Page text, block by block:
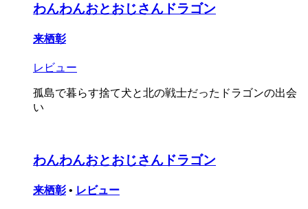
わんわんおとおじさんドラゴン
来栖彰
レビュー
孤島で暮らす捨て犬と北の戦士だったドラゴンの出会
い
わんわんおとおじさんドラゴン
来栖彰 • レビュー